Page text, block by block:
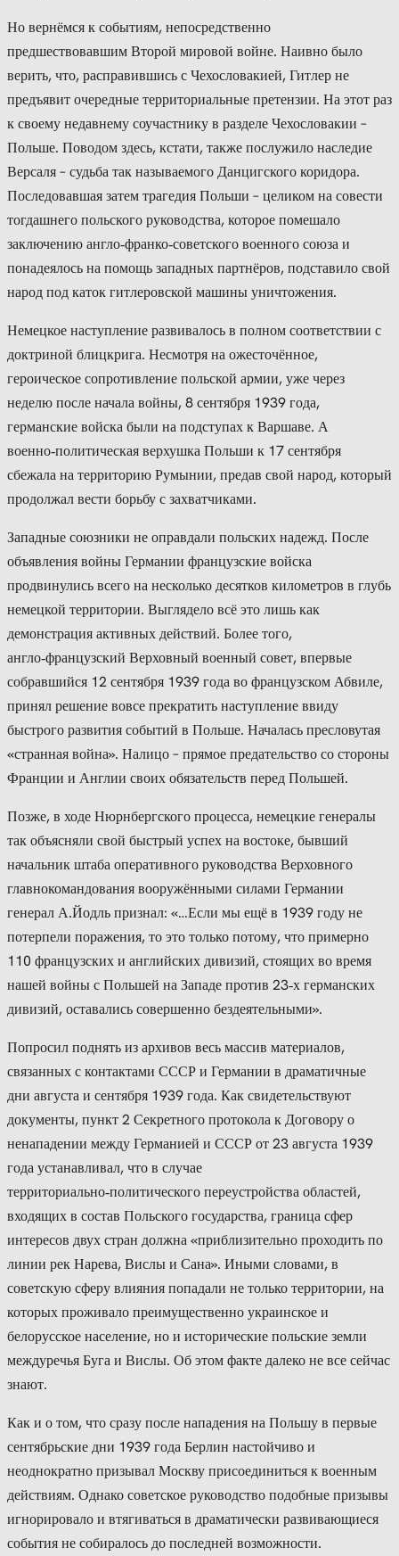
Но вернёмся к событиям, непосредственно
предшествовавшим Второй мировой войне. Наивно было
верить, что, расправившись с Чехословакией, Гитлер не
предъявит очередные территориальные претензии. На этот раз
к своему недавнему соучастнику в разделе Чехословакии –
Польше. Поводом здесь, кстати, также послужило наследие
Версаля – судьба так называемого Данцигского коридора.
Последовавшая затем трагедия Польши – целиком на совести
тогдашнего польского руководства, которое помешало
заключению англо‑франко‑советского военного союза и
понадеялось на помощь западных партнёров, подставило свой
народ под каток гитлеровской машины уничтожения.
Немецкое наступление развивалось в полном соответствии с
доктриной блицкрига. Несмотря на ожесточённое,
героическое сопротивление польской армии, уже через
неделю после начала войны, 8 сентября 1939 года,
германские войска были на подступах к Варшаве. А
военно‑политическая верхушка Польши к 17 сентября
сбежала на территорию Румынии, предав свой народ, который
продолжал вести борьбу с захватчиками.
Западные союзники не оправдали польских надежд. После
объявления войны Германии французские войска
продвинулись всего на несколько десятков километров в глубь
немецкой территории. Выглядело всё это лишь как
демонстрация активных действий. Более того,
англо‑французский Верховный военный совет, впервые
собравшийся 12 сентября 1939 года во французском Абвиле,
принял решение вовсе прекратить наступление ввиду
быстрого развития событий в Польше. Началась пресловутая
«странная война». Налицо – прямое предательство со стороны
Франции и Англии своих обязательств перед Польшей.
Позже, в ходе Нюрнбергского процесса, немецкие генералы
так объясняли свой быстрый успех на востоке, бывший
начальник штаба оперативного руководства Верховного
главнокомандования вооружёнными силами Германии
генерал А.Йодль признал: «…Если мы ещё в 1939 году не
потерпели поражения, то это только потому, что примерно
110 французских и английских дивизий, стоящих во время
нашей войны с Польшей на Западе против 23‑х германских
дивизий, оставались совершенно бездеятельными».
Попросил поднять из архивов весь массив материалов,
связанных с контактами СССР и Германии в драматичные
дни августа и сентября 1939 года. Как свидетельствуют
документы, пункт 2 Секретного протокола к Договору о
ненападении между Германией и СССР от 23 августа 1939
года устанавливал, что в случае
территориально‑политического переустройства областей,
входящих в состав Польского государства, граница сфер
интересов двух стран должна «приблизительно проходить по
линии рек Нарева, Вислы и Сана». Иными словами, в
советскую сферу влияния попадали не только территории, на
которых проживало преимущественно украинское и
белорусское население, но и исторические польские земли
междуречья Буга и Вислы. Об этом факте далеко не все сейчас
знают.
Как и о том, что сразу после нападения на Польшу в первые
сентябрьские дни 1939 года Берлин настойчиво и
неоднократно призывал Москву присоединиться к военным
действиям. Однако советское руководство подобные призывы
игнорировало и втягиваться в драматически развивающиеся
события не собиралось до последней возможности.